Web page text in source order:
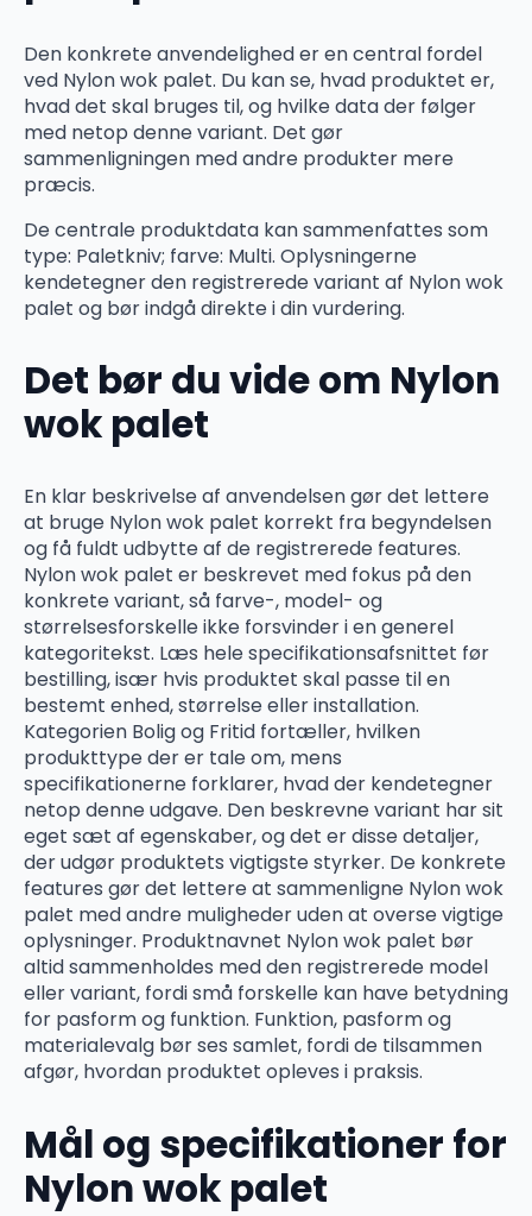
Den konkrete anvendelighed er en central fordel
ved Nylon wok palet. Du kan se, hvad produktet er,
hvad det skal bruges til, og hvilke data der følger
med netop denne variant. Det gør
sammenligningen med andre produkter mere
præcis.
De centrale produktdata kan sammenfattes som
type: Paletkniv; farve: Multi. Oplysningerne
kendetegner den registrerede variant af Nylon wok
palet og bør indgå direkte i din vurdering.
Det bør du vide om Nylon
wok palet
En klar beskrivelse af anvendelsen gør det lettere
at bruge Nylon wok palet korrekt fra begyndelsen
og få fuldt udbytte af de registrerede features.
Nylon wok palet er beskrevet med fokus på den
konkrete variant, så farve-, model- og
størrelsesforskelle ikke forsvinder i en generel
kategoritekst. Læs hele specifikationsafsnittet før
bestilling, især hvis produktet skal passe til en
bestemt enhed, størrelse eller installation.
Kategorien Bolig og Fritid fortæller, hvilken
produkttype der er tale om, mens
specifikationerne forklarer, hvad der kendetegner
netop denne udgave. Den beskrevne variant har sit
eget sæt af egenskaber, og det er disse detaljer,
der udgør produktets vigtigste styrker. De konkrete
features gør det lettere at sammenligne Nylon wok
palet med andre muligheder uden at overse vigtige
oplysninger. Produktnavnet Nylon wok palet bør
altid sammenholdes med den registrerede model
eller variant, fordi små forskelle kan have betydning
for pasform og funktion. Funktion, pasform og
materialevalg bør ses samlet, fordi de tilsammen
afgør, hvordan produktet opleves i praksis.
Mål og specifikationer for
Nylon wok palet